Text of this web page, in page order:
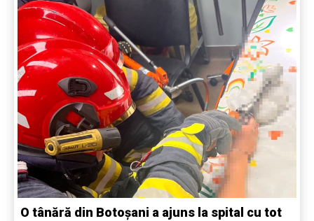
O tânără din Botoșani a ajuns la spital cu tot